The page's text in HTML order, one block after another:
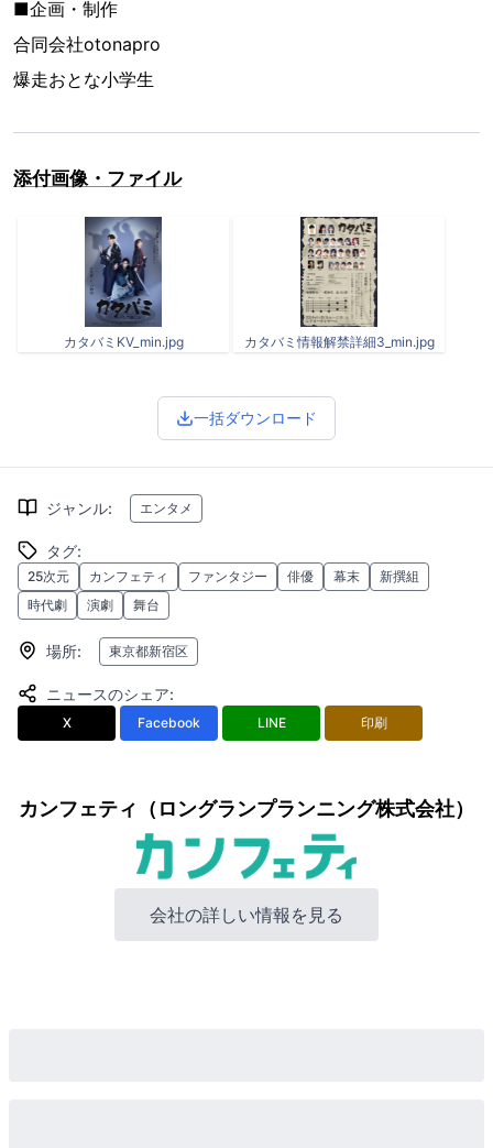
■企画・制作
合同会社otonapro
爆走おとな小学生
添付画像・ファイル
カタバミKV_min.jpg カタバミ情報解禁詳細3_min.jpg
一括ダウンロード
ジャンル: エンタメ
タグ:
25次元 カンフェティ ファンタジー 俳優 幕末
新撰組
時代劇
演劇 舞台
場所: 東京都新宿区
ニュースのシェア:
X Facebook LINE 印刷
カンフェティ（ロングランプランニング株式会社）
会社の詳しい情報を見る